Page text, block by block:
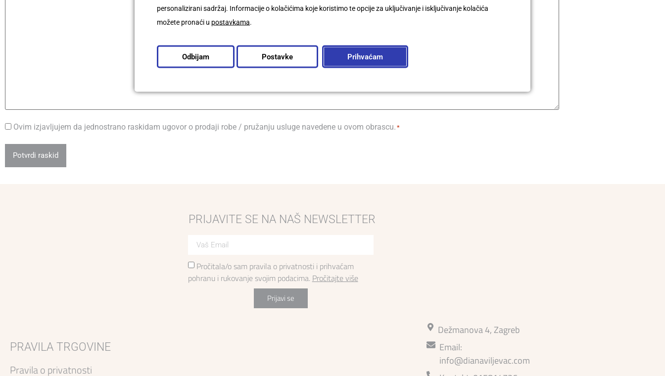
Consent
Ovim izjavljujem da jednostrano raskidam ugovor o prodaji robe / pružanju usluge navedene u ovom obrascu. *
PRIJAVITE SE NA NAŠ NEWSLETTER
Pročitala/o sam pravila o privatnosti i prihvaćam
pohranu i rukovanje svojim podacima. Pročitajte više
Prijavi se
PRAVILA TRGOVINE
Pravila o privatnosti
Dežmanova 4, Zagreb
Email:
info@dianaviljevac.com
personalizirani sadržaj. Informacije o kolačićima koje koristimo te opcije za uključivanje i isključivanje kolačića
možete pronaći u postavkama.
Prihvaćam
Odbijam Postavke